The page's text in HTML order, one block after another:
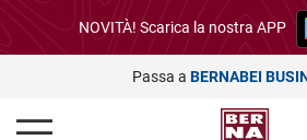
NOVITÀ! Scarica la nostra APP
Passa a BERNABEI